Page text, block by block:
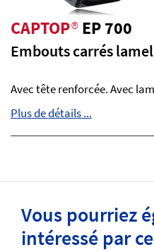
CAPTOP®EP 700
Embouts carrés
Avec tête renforcée. Avec
Plus de détails ...
Vous pourriez
intéressé par